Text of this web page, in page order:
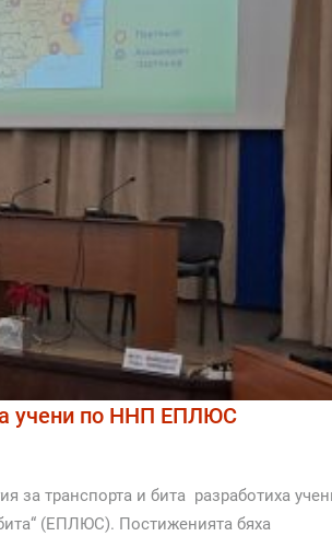
учени по ННП ЕПЛЮС
за транспорта и бита разработиха
(ЕПЛЮС). Постиженията бяха